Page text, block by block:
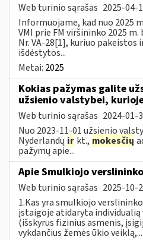
Web turinio sąrašas 2025-04-
Informuojame, kad nuo 2025
VMI prie FM viršininko 2025
Nr. VA-28[1], kuriuo pakeistos
išdėstytos...
Metai: 2025
Kokias pažymas galite
užsienio valstybei,
Web turinio sąrašas 2024-01-
Nuo 2023-11-01 užsienio
Nyderlandų ir kt., mokesčių
pažymų apie...
Apie Smulkiojo
Web turinio sąrašas 2025-10-
1.Kas yra smulkiojo
įstaigoje atidaryta individualią
(išskyrus fizinius asmenis,
vykdančius žemės ūkio veiklą,...